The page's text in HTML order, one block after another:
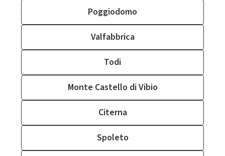
Poggiodomo
Valfabbrica
Todi
Monte Castello di Vibio
Citerna
Spoleto